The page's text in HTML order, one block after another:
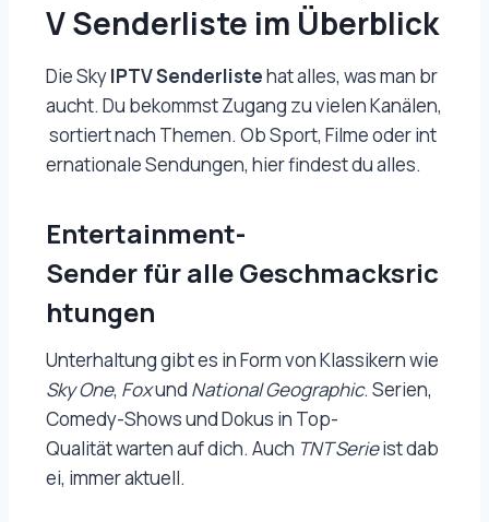
V Senderliste im Überblick
Die SkyIPTV Senderlistehat alles, was man br
aucht. Du bekommst Zugang zu vielen Kanälen,
sortiert nach Themen. Ob Sport, Filme oder int
ernationale Sendungen, hier findest du alles.
Entertainment-
Sender für alle Geschmacksric
htungen
Unterhaltung gibt es in Form von Klassikern wie
Sky One, Foxund National Geographic. Serien,
Comedy-Shows und Dokus in Top-
Qualität warten auf dich. Auch TNT Serieist dab
ei, immer aktuell.